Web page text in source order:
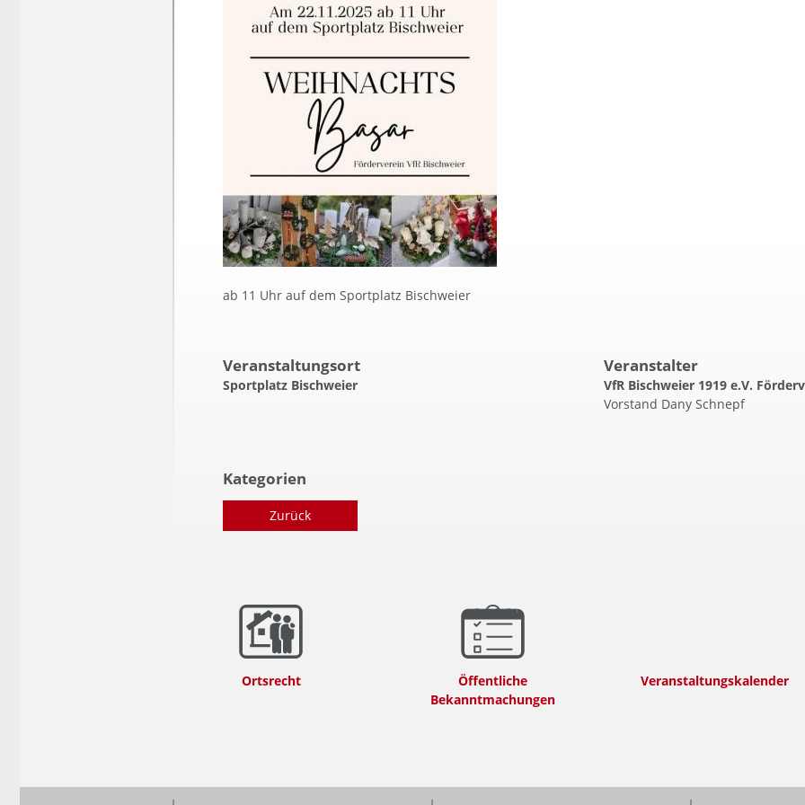
ab 11 Uhr auf dem Sportplatz Bischweier
Veranstaltungsort
Sportplatz Bischweier
Veranstalter
VfR Bischweier 1919 e.V.
Vorstand Dany Schnepf
Kategorien
Zurück
Ortsrecht
Öffentliche
Bekanntmachungen
Veranstaltungskalender